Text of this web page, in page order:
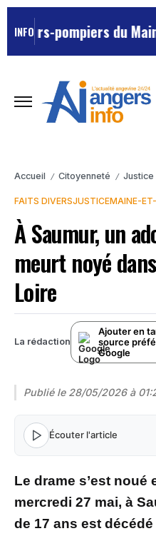
INFO
pompiers du Maine-
Accueil / Citoyenneté / Justice
FAITS DIVERSJUSTICEMAINE-
À Saumur, un
meurt noyé
Loire
La rédaction
Ajouter en
source
Google
Publié le 28/05/2026 à
Écouter l'article
Le drame s’est noué
mercredi 27 mai, à
de 17 ans est